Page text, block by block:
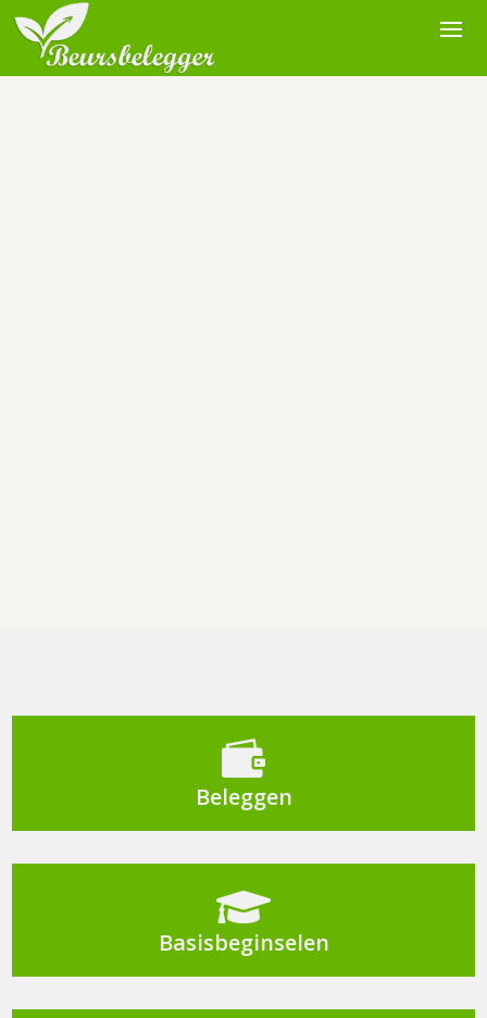

Beleggen

Basisbeginselen